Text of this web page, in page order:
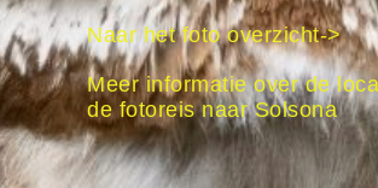
Naar het foto overzicht->
Meer informatie over de
de fotoreis naar Solsona